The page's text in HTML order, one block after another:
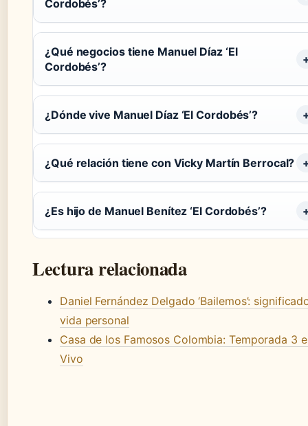
Cordobés’?
¿Qué negocios tiene Manuel Díaz ‘El
Cordobés’?
¿Dónde vive Manuel Díaz ‘El Cordobés’?
¿Qué relación tiene con Vicky Martín Berrocal?
¿Es hijo de Manuel Benítez ‘El Cordobés’?
Lectura relacionada
Daniel Fernández Delgado ‘Bailemos’:
vida personal
Casa de los Famosos Colombia: Temporada 3
Vivo